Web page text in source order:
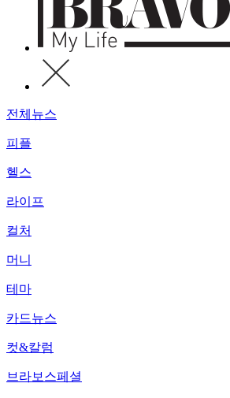
전체뉴스
피플
헬스
라이프
컬처
머니
테마
카드뉴스
컷&칼럼
브라보스페셜